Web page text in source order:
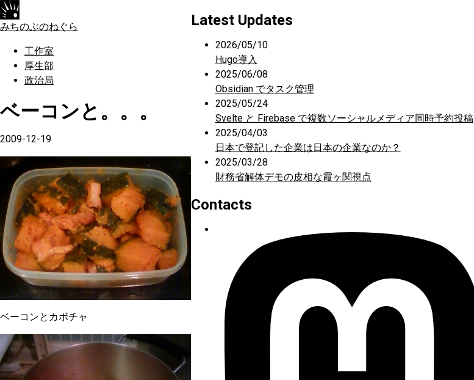
みちのぶのねぐら
工作室
厚生部
政治局
ベーコンと。。。
2009-12-19
ベーコンとカボチャ
Latest Updates
2026/05/10
Hugo導入
2025/06/08
Obsidian でタスク管理
2025/05/24
Svelte と Firebase で複数ソーシャルメディア同時予約投稿
2025/04/03
日本で登記した企業は日本の企業なのか？
2025/03/28
財務省解体デモの皮相な霞ヶ関視点
Contacts